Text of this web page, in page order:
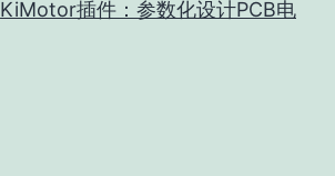
KiMotor插件：参数化设计PCB电